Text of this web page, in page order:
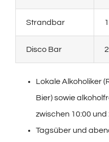
Strandbar
Disco Bar
Lokale Alkoholiker
Bier) sowie
zwischen 10:00 und
Tagsüber und